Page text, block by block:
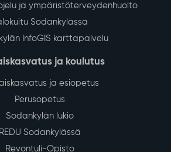
ja ympäristöterveydenhuolto
Sodankylässä
InfoGIS karttapalvelu
ja koulutus
ja esiopetus
Perusopetus
Sodankylän lukio
REDU Sodankylässä
Revontuli-Opisto